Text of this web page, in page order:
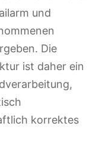
und
Die
ist daher ein
korrektes